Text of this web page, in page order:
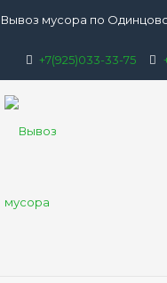
Вывоз мусора по
+7(925)033-33-75